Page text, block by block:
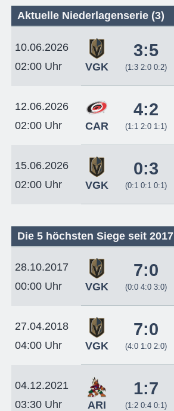
Aktuelle Niederlagenserie (3)
10.06.2026
02:00 Uhr
VGK
3:5
(1:3 2:0 0:2)
12.06.2026
02:00 Uhr
CAR
4:2
(1:1 2:0 1:1)
15.06.2026
02:00 Uhr
VGK
0:3
(0:1 0:1 0:1)
Die 5 höchsten Siege seit 2017
28.10.2017
00:00 Uhr
VGK
7:0
(0:0 4:0 3:0)
27.04.2018
04:00 Uhr
VGK
7:0
(4:0 1:0 2:0)
04.12.2021
03:30 Uhr
ARI
1:7
(1:2 0:4 0:1)